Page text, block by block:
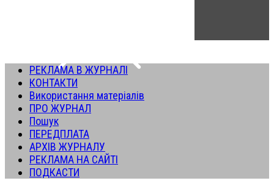
РЕКЛАМА В ЖУРНАЛІ
КОНТАКТИ
Використання матеріалів
ПРО ЖУРНАЛ
Пошук
ПЕРЕДПЛАТА
АРХІВ ЖУРНАЛУ
РЕКЛАМА НА САЙТІ
ПОДКАСТИ